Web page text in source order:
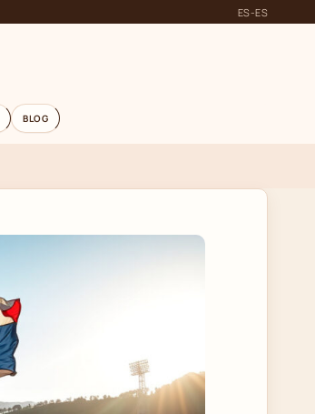
ES-ES
BLOG